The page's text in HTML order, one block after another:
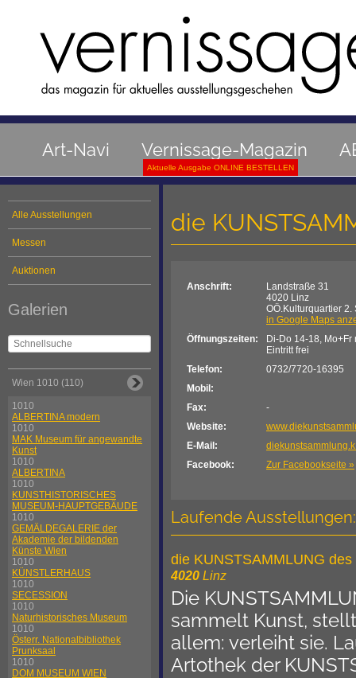
Art-Navi Vernissage-Magazin
Aktuelle Ausgabe ONLINE BESTELLEN
Alle Ausstellungen
Messen
Auktionen
Galerien
Wien 1010 (110)
1010
ALBERTINA modern
1010
MAK Museum für angewandte
Kunst
1010
ALBERTINA
1010
KUNSTHISTORISCHES
MUSEUM-HAUPTGEBÄUDE
1010
GEMÄLDEGALERIE der
Akademie der bildenden
Künste Wien
1010
KÜNSTLERHAUS
1010
SECESSION
1010
Naturhistorisches Museum
1010
Österr. Nationalbibliothek
Prunksaal
1010
DOM MUSEUM WIEN
die
Anschrift:
Landstraße 31
4020 Linz
OÖ.Kulturquartier 2.
in Google Maps
Öffnungszeiten:
Di-Do 14-18,
Eintritt frei
Telefon:
0732/7720-16395
Mobil:
Fax:
-
Website:
E-Mail:
Facebook:
Zur Facebookseite »
Laufende Ausstellungen:
die KUNSTSAMMLUNG
4020 Linz
Die
sammelt Kunst,
allem: verleiht sie.
Artothek der